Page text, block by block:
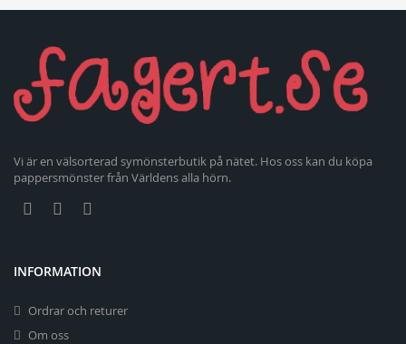
Vi är en välsorterad symönsterbutik på nätet. Hos oss kan du köpa
pappersmönster från Världens alla hörn.
INFORMATION
Ordrar och returer
Om oss